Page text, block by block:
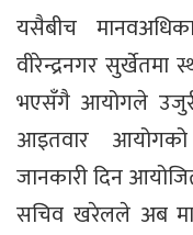
यसैबीच
वीरेन्द्रनगर सुर्खेतमा
भएसँगै आयोगले
आइतवार आयोगको
जानकारी दिन
सचिव खरेलले अब